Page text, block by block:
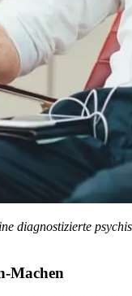
diagnostizierte
Machen